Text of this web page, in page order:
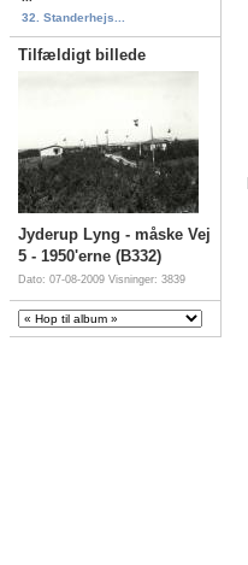
32. Standerhejs...
Tilfældigt billede
Jyderup Lyng - måske Vej
5 - 1950'erne (B332)
Dato: 07-08-2009 Visninger: 3839